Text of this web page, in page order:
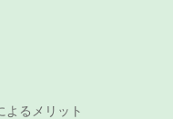
よるメリット